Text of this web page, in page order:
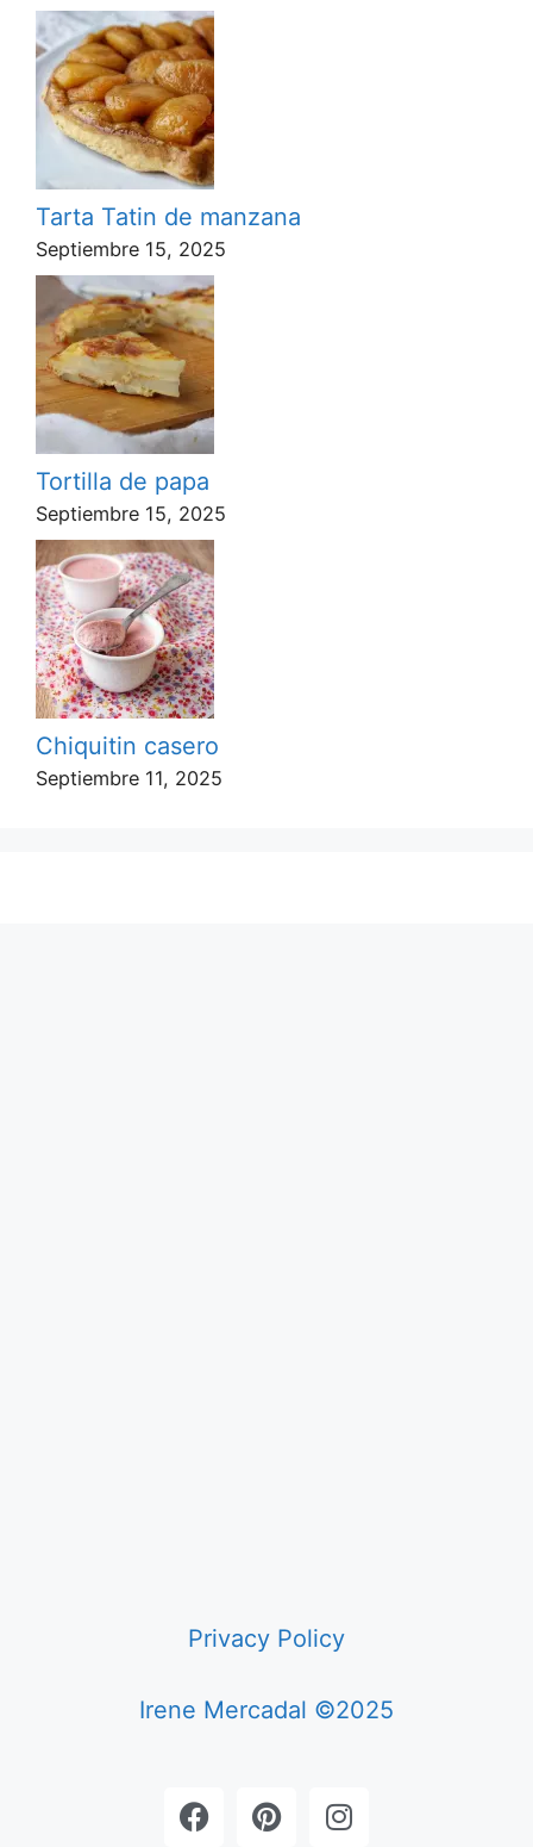
Tarta Tatin de manzana
Septiembre 15, 2025
Tortilla de papa
Septiembre 15, 2025
Chiquitin casero
Septiembre 11, 2025
Privacy Policy
Irene Mercadal ©2025